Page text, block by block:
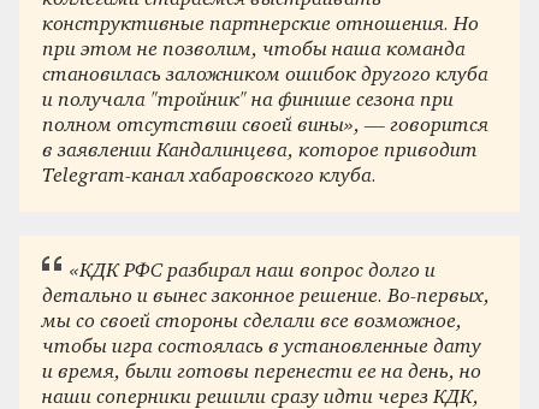
конструктивные партнерские отношения. Но
при этом не позволим, чтобы наша команда
становилась заложником ошибок другого клуба
и получала "тройник" на финише сезона при
полном отсутствии своей вины», — говорится
в заявлении Кандалинцева, которое приводит
Telegram-канал хабаровского клуба.
«КДК РФС разбирал наш вопрос долго и
детально и вынес законное решение. Во-первых,
мы со своей стороны сделали все возможное,
чтобы игра состоялась в установленные дату
и время, были готовы перенести ее на день, но
наши соперники решили сразу идти через КДК,